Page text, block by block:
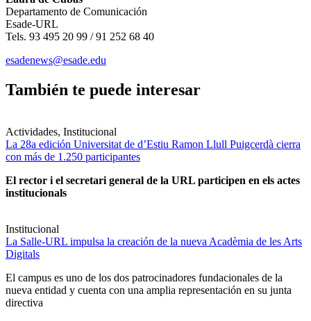
Departamento de Comunicación
Esade-URL
Tels. 93 495 20 99 / 91 252 68 40
esadenews@esade.edu
También te puede interesar
Actividades, Institucional
La 28a edición Universitat de d’Estiu Ramon Llull Puigcerdà cierra
con más de 1.250 participantes
El rector i el secretari general de la URL participen en els actes
institucionals
Institucional
La Salle-URL impulsa la creación de la nueva Acadèmia de les Arts
Digitals
El campus es uno de los dos patrocinadores fundacionales de la
nueva entidad y cuenta con una amplia representación en su junta
directiva